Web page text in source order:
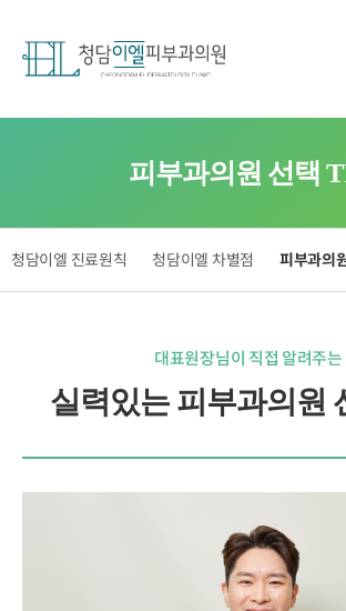
피부과의원 선택
청담이엘 진료원칙 청담이엘 차별점 피부과의
대표원장님이 직접 알려주는
실력있는 피부과의원